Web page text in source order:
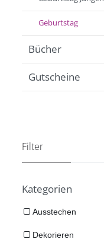
Geburtstag
Bücher
Gutscheine
Filter
Kategorien
Ausstechen
Dekorieren